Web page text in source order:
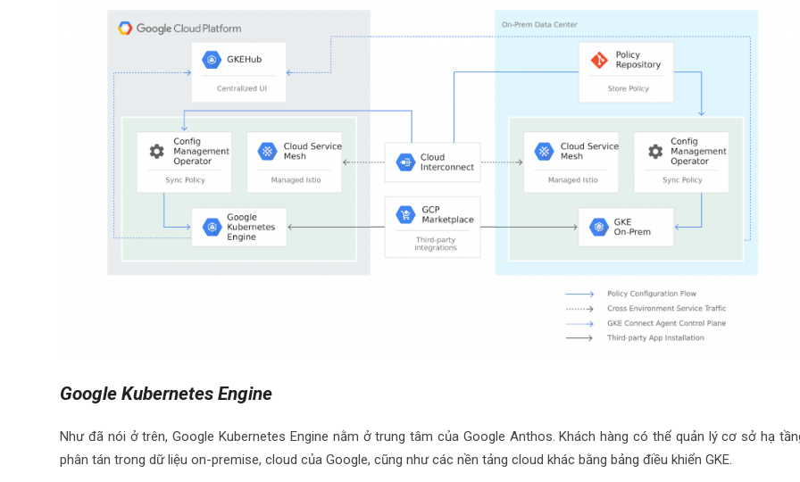
Google Kubernetes Engine
Như đã nói ở trên, Google Kubernetes Engine nằm ở trung tâm của Google Anthos. Khách hàng có thể quản lý cơ sở hạ
phân tán trong dữ liệu on-premise, cloud của Google, cũng như các nền tảng cloud khác bằng bảng điều khiển GKE.